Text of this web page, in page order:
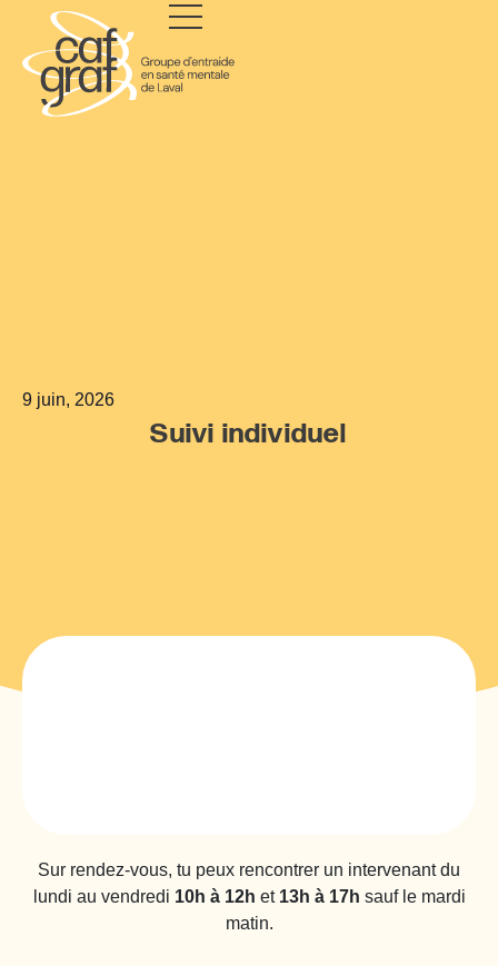
9 juin, 2026
Suivi individuel
Sur rendez-vous, tu peux rencontrer un intervenant du
lundi au vendredi 10h à 12h et 13h à 17h sauf le mardi
matin.